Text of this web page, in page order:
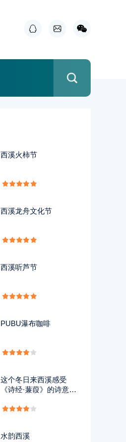
西溪火柿节
西溪龙舟文化节
西溪听芦节
PUBU瀑布咖啡
这个冬日来西溪感受
《诗经·蒹葭》的诗意生
水韵西溪